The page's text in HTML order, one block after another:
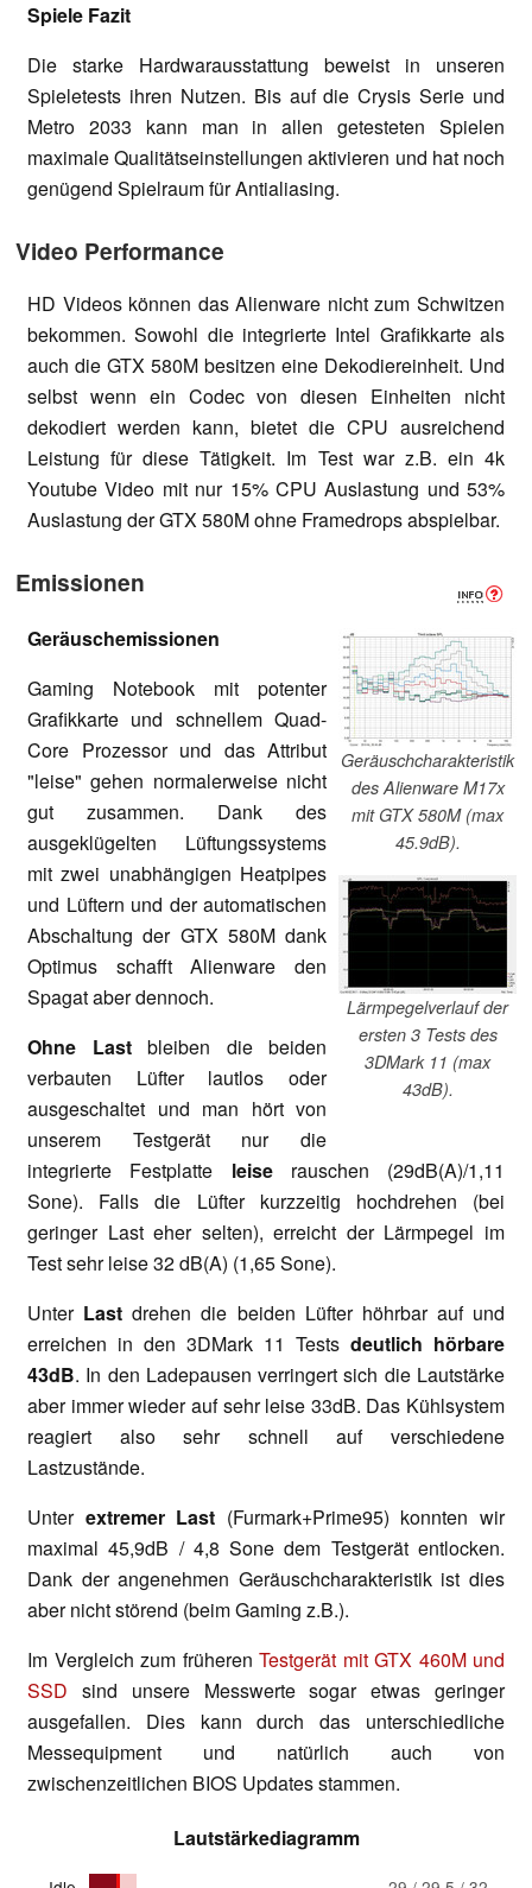
Spiele Fazit
Die starke Hardwarausstattung beweist in unseren
Spieletests ihren Nutzen. Bis auf die Crysis Serie und
Metro 2033 kann man in allen getesteten Spielen
maximale Qualitätseinstellungen aktivieren und hat noch
genügend Spielraum für Antialiasing.
Video Performance
HD Videos können das Alienware nicht zum Schwitzen
bekommen. Sowohl die integrierte Intel Grafikkarte als
auch die GTX 580M besitzen eine Dekodiereinheit. Und
selbst wenn ein Codec von diesen Einheiten nicht
dekodiert werden kann, bietet die CPU ausreichend
Leistung für diese Tätigkeit. Im Test war z.B. ein 4k
Youtube Video mit nur 15% CPU Auslastung und 53%
Auslastung der GTX 580M ohne Framedrops abspielbar.
Emissionen
Geräuschcharakteristik
des Alienware M17x
mit GTX 580M (max
45.9dB).
Lärmpegelverlauf der
ersten 3 Tests des
3DMark 11 (max
43dB).
Geräuschemissionen
Gaming Notebook mit potenter
Grafikkarte und schnellem Quad-
Core Prozessor und das Attribut
"leise" gehen normalerweise nicht
gut zusammen. Dank des
ausgeklügelten Lüftungssystems
mit zwei unabhängigen Heatpipes
und Lüftern und der automatischen
Abschaltung der GTX 580M dank
Optimus schafft Alienware den
Spagat aber dennoch.
Ohne Lastbleiben die beiden
verbauten Lüfter lautlos oder
ausgeschaltet und man hört von
unserem Testgerät nur die
integrierte Festplatte leiserauschen (29dB(A)/1,11
Sone). Falls die Lüfter kurzzeitig hochdrehen (bei
geringer Last eher selten), erreicht der Lärmpegel im
Test sehr leise 32 dB(A) (1,65 Sone).
Unter Last drehen die beiden Lüfter höhrbar auf und
erreichen in den 3DMark 11 Tests deutlich hörbare
43dB. In den Ladepausen verringert sich die Lautstärke
aber immer wieder auf sehr leise 33dB. Das Kühlsystem
reagiert also sehr schnell auf verschiedene
Lastzustände.
Unter extremer Last (Furmark+Prime95) konnten wir
maximal 45,9dB / 4,8 Sone dem Testgerät entlocken.
Dank der angenehmen Geräuschcharakteristik ist dies
aber nicht störend (beim Gaming z.B.).
Im Vergleich zum früheren Testgerät mit GTX 460M und
SSD sind unsere Messwerte sogar etwas geringer
ausgefallen. Dies kann durch das unterschiedliche
Messequipment und natürlich auch von
zwischenzeitlichen BIOS Updates stammen.
Lautstärkediagramm